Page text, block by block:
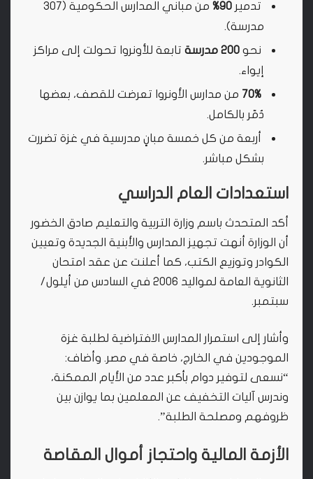
تدمير 90%
من مباني المدارس الحكومية (307
مدرسة).
نحو 200 مدرسة
تابعة للأونروا تحولت إلى مراكز
إيواء.
70% من مدارس الأونروا تعرضت للقصف، بعضها
دُمّر بالكامل.
أربعة من كل خمسة مبانٍ مدرسية في غزة تضررت
بشكل مباشر.
استعدادات العام الدراسي
أكد المتحدث باسم وزارة التربية والتعليم صادق الخضور
أن الوزارة أنهت تجهيز المدارس والأبنية الجديدة وتعيين
الكوادر وتوزيع الكتب، كما أعلنت عن عقد امتحان
الثانوية العامة لمواليد 2006 في السادس من أيلول/
سبتمبر.
وأشار إلى استمرار المدارس الافتراضية لطلبة غزة
الموجودين في الخارج، خاصة في مصر. وأضاف:
“نسعى لتوفير دوام بأكبر عدد من الأيام الممكنة،
وندرس آليات التخفيف عن المعلمين بما يوازن بين
ظروفهم ومصلحة الطلبة”.
الأزمة المالية واحتجاز أموال المقاصة